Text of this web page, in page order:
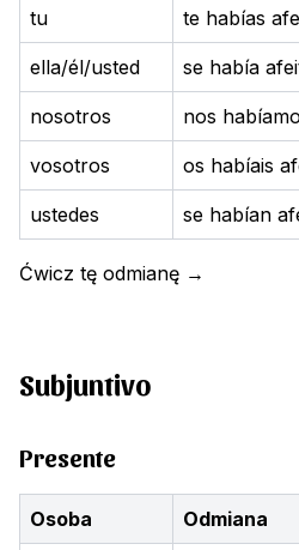
tu te habías
ella/él/usted se había
nosotros nos
vosotros os habíais
ustedes se habían
Ćwicz tę odmianę →
Subjuntivo
Presente
Osoba Odmiana